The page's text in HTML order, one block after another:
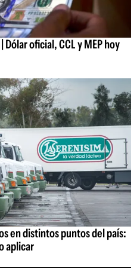
oficial, CCL y MEP hoy
en distintos puntos del país:
aplicar